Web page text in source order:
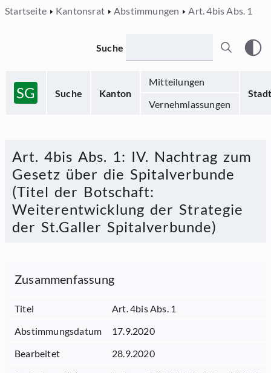
Startseite Kantonsrat Abstimmungen Art. 4bis Abs. 1
SG Suche Kanton
Mitteilungen
Stadt
Vernehmlassungen
Suche
Art. 4bis Abs. 1: IV. Nachtrag zum
Gesetz über die Spitalverbunde
(Titel der Botschaft:
Weiterentwicklung der Strategie
der St.Galler Spitalverbunde)
Zusammenfassung
Titel
Art. 4bis Abs. 1
Abstimmungsdatum
17.9.2020
Bearbeitet
28.9.2020